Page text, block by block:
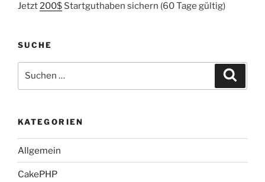
Jetzt200$ Startguthaben sichern (60 Tage gültig)
SUCHE
nach:
KATEGORIEN
Allgemein
CakePHP